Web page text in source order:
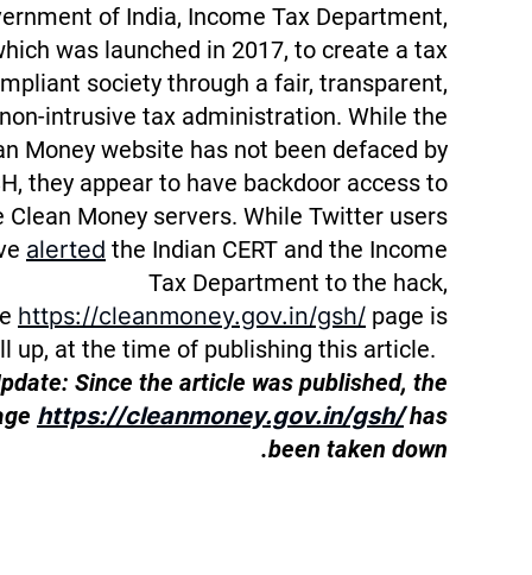
of India, Income Tax Department,
was launched in 2017, to create a tax
society through a fair, transparent,
intrusive tax administration. While the
Money website has not been defaced by
they appear to have backdoor access to
Clean Money servers. While Twitter users
alerted the Indian CERT and the Income
Tax Department to the hack,
https://cleanmoney.gov.in/gsh/ page is
up, at the time of publishing this article.
Since the article was published, the
https://cleanmoney.gov.in/gsh/has
been taken down.